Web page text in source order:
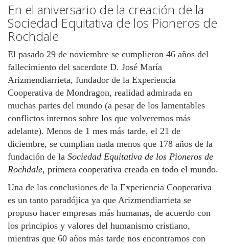
En el aniversario de la creación de la
Sociedad Equitativa de los Pioneros de
Rochdale
El pasado 29 de noviembre se cumplieron 46 años del
fallecimiento del sacerdote D. José María
Arizmendiarrieta, fundador de la Experiencia
Cooperativa de Mondragon, realidad admirada en
muchas partes del mundo (a pesar de los lamentables
conflictos internos sobre los que volveremos más
adelante). Menos de 1 mes más tarde, el 21 de
diciembre, se cumplian nada menos que 178 años de la
fundación de la Sociedad Equitativa de los Pioneros de
Rochdale, primera cooperativa creada en todo el mundo.
Una de las conclusiones de la Experiencia Cooperativa
es un tanto paradójica ya que Arizmendiarrieta se
propuso hacer empresas más humanas, de acuerdo con
los principios y valores del humanismo cristiano,
mientras que 60 años más tarde nos encontramos con